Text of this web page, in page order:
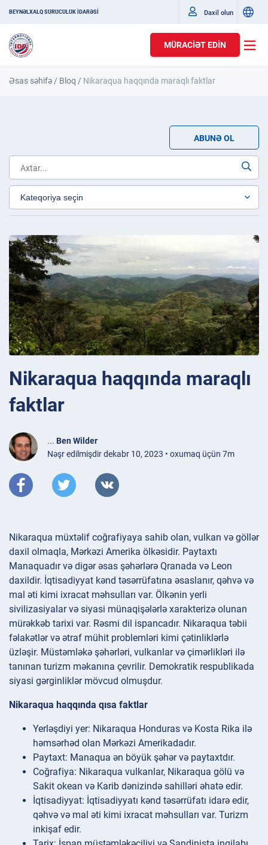
BEYNƏLXALQ SÜRÜCÜLÜK İDARƏSİ Daxil olun
MÜRACIƏT EDIN
Əsas səhifə / Bloq / Nikaraqua haqqında maraqlı faktlar
ABUNƏ OL
Nikaraqua haqqında maraqlı
faktlar
... Ben Wilder
Nəşr edilmişdir dekabr 10, 2023 • oxumaq üçün 7m
Nikaraqua müxtəlif coğrafiyaya sahib olan, vulkan və göllər
daxil olmaqla, Mərkəzi Amerika ölkəsidir. Paytaxtı
Manaquadır və digər əsas şəhərlərə Qranada və Leon
daxildir. İqtisadiyyat kənd təsərrüfatına əsaslanır, qəhvə və
mal əti kimi ixracat məhsulları var. Ölkənin yerli
sivilizasiyalar və siyasi münaqişələrlə xarakterizə olunan
mürəkkəb tarixi var. Rəsmi dil ispancadır. Nikaraqua təbii
fəlakətlər və ətraf mühit problemləri kimi çətinliklərlə
üzləşir. Müstəmləkə şəhərləri, vulkanlar və çimərlikləri ilə
tanınan turizm məkanına çevrilir. Demokratik respublikada
siyasi gərginliklər mövcud olmuşdur.
Nikaraqua haqqında qısa faktlar
Yerləşdiyi yer: Nikaraqua Honduras və Kosta Rika ilə
həmsərhəd olan Mərkəzi Amerikadadır.
Paytaxt: Manaqua ən böyük şəhər və paytaxtdır.
Coğrafiya: Nikaraqua vulkanlar, Nikaraqua gölü və
Sakit okean və Karib dənizində sahilləri əhatə edir.
İqtisadiyyat: İqtisadiyyatı kənd təsərrüfatı idarə edir,
qəhvə və mal əti kimi ixracat məhsulları var. Turizm
inkişaf edir.